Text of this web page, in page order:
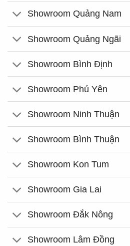
Showroom Quảng Nam
Showroom Quảng Ngãi
Showroom Bình Định
Showroom Phú Yên
Showroom Ninh Thuận
Showroom Bình Thuận
Showroom Kon Tum
Showroom Gia Lai
Showroom Đắk Nông
Showroom Lâm Đồng